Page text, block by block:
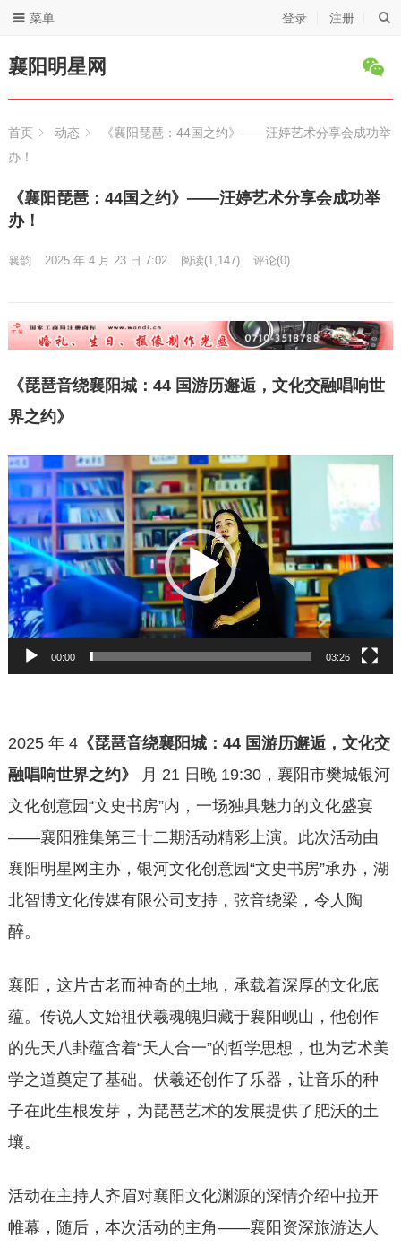
登录 注册
襄阳明星网
菜单
首页 动态
《襄阳琵琶：44国之约》——汪婷艺术分享会成功举
办！
《襄阳琵琶：44国之约》——汪婷艺术分享会成功举
办！
襄韵 2025 年 4 月 23 日 7:02 阅读(1,147) 评论(0)
《琵琶音绕襄阳城：44 国游历邂逅，文化交融唱响世
界之约》
视
频
播
放
器
00:00 03:26
2025 年 4《琵琶音绕襄阳城：44 国游历邂逅，文化交
融唱响世界之约》
月 21 日晚 19:30，襄阳市樊城银河
文化创意园“文史书房”内，一场独具魅力的文化盛宴
——襄阳雅集第三十二期活动精彩上演。此次活动由
襄阳明星网主办，银河文化创意园“文史书房”承办，湖
北智博文化传媒有限公司支持，弦音绕梁，令人陶
醉。
襄阳，这片古老而神奇的土地，承载着深厚的文化底
蕴。传说人文始祖伏羲魂魄归藏于襄阳岘山，他创作
的先天八卦蕴含着“天人合一”的哲学思想，也为艺术美
学之道奠定了基础。伏羲还创作了乐器，让音乐的种
子在此生根发芽，为琵琶艺术的发展提供了肥沃的土
壤。
活动在主持人齐眉对襄阳文化渊源的深情介绍中拉开
帷幕，随后，本次活动的主角——襄阳资深旅游达人